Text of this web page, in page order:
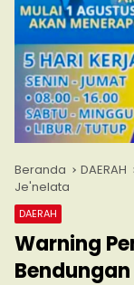
Beranda DAERAH
Je'nelata
DAERAH
Warning